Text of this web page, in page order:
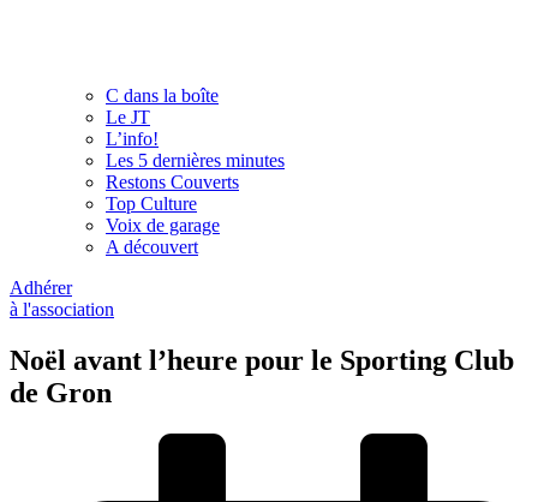
C dans la boîte
Le JT
L’info!
Les 5 dernières minutes
Restons Couverts
Top Culture
Voix de garage
A découvert
Adhérer
à l'association
Noël avant l’heure pour le Sporting Club
de Gron